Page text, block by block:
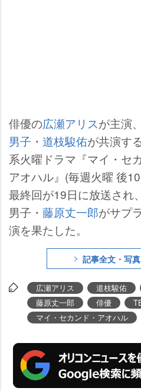
俳優の広瀬アリスが主演、
男子 ・ 道枝駿佑が共演す
系火曜ドラマ『マイ・セ
アオハル』(毎週火曜 後
最終回が19日に放送され
男子・ 藤原丈一郎がサプ
演を果たした。
記事全文・写
広瀬アリス 道枝駿佑
藤原丈一郎
俳優
マイ・セカンド・アオハル